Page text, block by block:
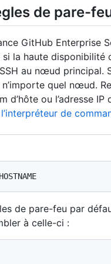
de pare-
GitHub Enterprise
la haute disponibilité
au nœud principal.
quel nœud.
d’hôte ou l’adresse
de
de pare-feu par
à celle-ci :